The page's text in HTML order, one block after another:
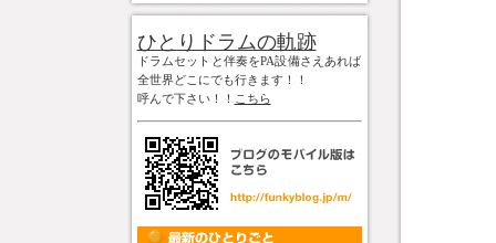
ひとりドラムの軌跡
ドラムセットと伴奏をPA設備さえあれば
全世界どこにでも行きます！！
呼んで下さい！！ こちら